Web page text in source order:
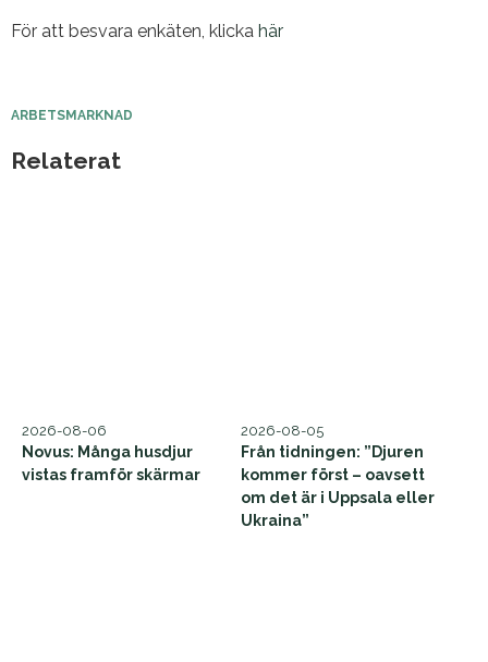
För att besvara enkäten, klicka här
ARBETSMARKNAD
Relaterat
2026-08-06
Novus: Många husdjur
vistas framför skärmar
2026-08-05
Från tidningen: ”Djuren
kommer först – oavsett
om det är i Uppsala eller
Ukraina”